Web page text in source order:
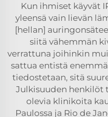
Kun ihmiset käyvät
yleensä vain lievän
[hellan]
siitä vähemmän
verrattuna joihinkin
sattua entistä
tiedostetaan, sitä
Julkisuuden henkilöt
olevia klinikoita
Paulossa ja Rio de